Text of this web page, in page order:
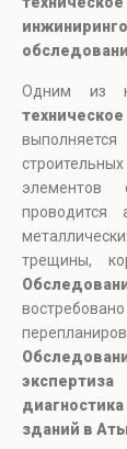
Одним из
элементов
проводится
трещины,
экспертиза
зданий в